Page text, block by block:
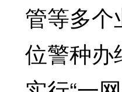
管等多
位警种办